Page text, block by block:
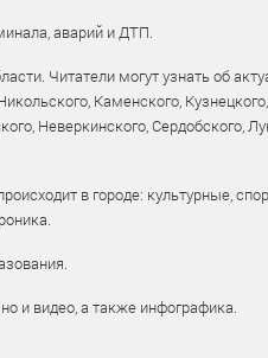
аварий и ДТП.
Читатели могут узнать об
Каменского,
Неверкинского, Сердобского,
в городе: культурные,
и видео, а также инфографика.